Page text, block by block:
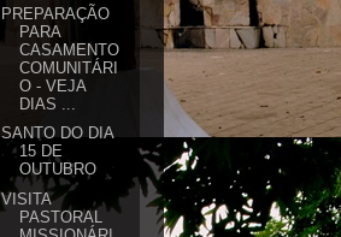
PREPARAÇÃO
PARA
CASAMENTO
COMUNITÁRI
O - VEJA
DIAS ...
SANTO DO DIA
15 DE
OUTUBRO
VISITA
PASTORAL